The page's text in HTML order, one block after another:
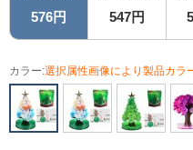
576円 547円
カラー:選択属性画像により製品カラ